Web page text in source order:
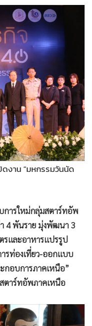
งาน “มหกรรมวันนัด
การใหม่กลุ่มสตาร์ทอัพ
4 พันราย มุ่งพัฒนา 3
รและอาหารแปรรูป
รท่องเที่ยว-ออกแบบ
อบการภาคเหนือ”
ตาร์ทอัพภาคเหนือ